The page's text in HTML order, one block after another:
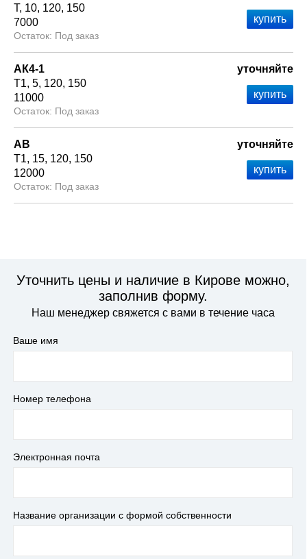
Т 10 120 150
7000
Под заказ
АК4-1
Т1 5 120 150
11000
Под заказ
уточняйте
АВ
Т1 15 120 150
12000
Под заказ
уточняйте
Уточнить цены и наличие в Кирове можно,
заполнив форму.
Наш менеджер свяжется с вами в течение часа
Ваше имя
Номер телефона
Электронная почта
Название организации с формой собственности